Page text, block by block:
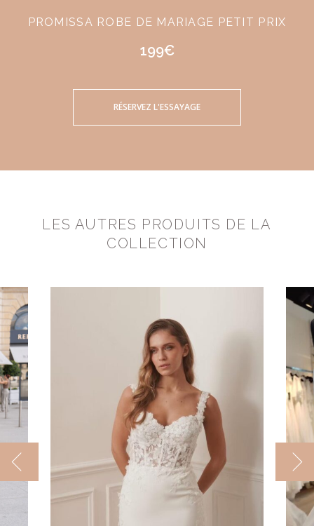
PROMISSA ROBE DE MARIAGE PETIT PRIX
199€
RÉSERVEZ L'ESSAYAGE
LES AUTRES PRODUITS DE LA
COLLECTION